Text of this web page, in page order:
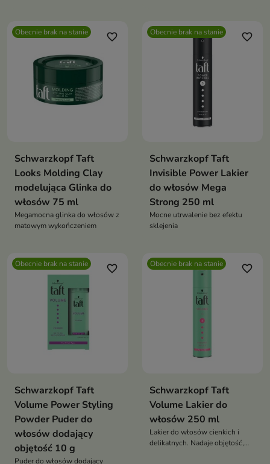
Obecnie brak na stanie favorite_border
Schwarzkopf Taft
Looks Molding Clay
modelująca Glinka do
włosów 75 ml
Megamocna glinka do włosów z
matowym wykończeniem
Obecnie brak na stanie favorite_border
Schwarzkopf Taft
Invisible Power Lakier
do włosów Mega
Strong 250 ml
Mocne utrwalenie bez efektu
sklejenia
Obecnie brak na stanie favorite_border
Schwarzkopf Taft
Volume Power Styling
Powder Puder do
włosów dodający
objętość 10 g
Puder do włosów dodający
Obecnie brak na stanie favorite_border
Schwarzkopf Taft
Volume Lakier do
włosów 250 ml
Lakier do włosów cienkich i
delikatnych. Nadaje objętość,